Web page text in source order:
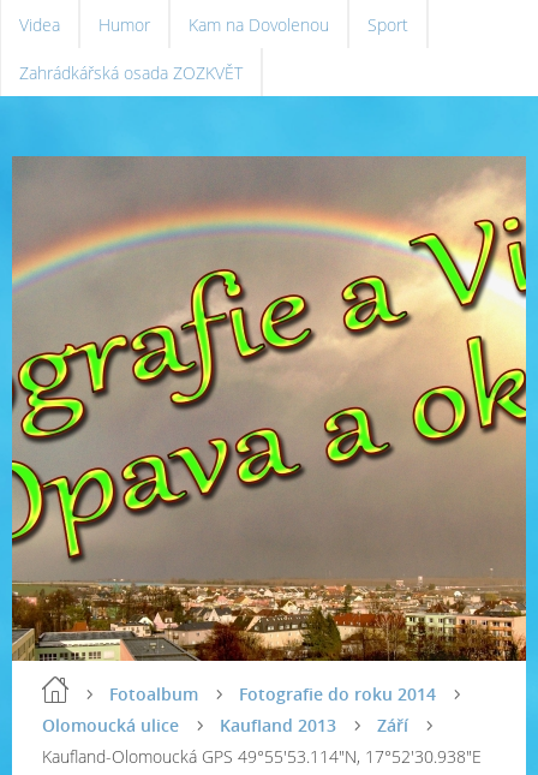
Videa Humor Kam na Dovolenou Sport
Zahrádkářská osada ZOZKVĚT
Fotoalbum
Fotografie do roku 2014
Olomoucká ulice
Kaufland 2013
Září
Kaufland-Olomoucká GPS 49°55'53.114"N, 17°52'30.938"E